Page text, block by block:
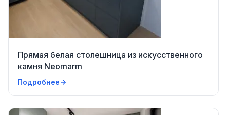
Прямая белая столешница из искусственного
камня Neomarm
Подробнее